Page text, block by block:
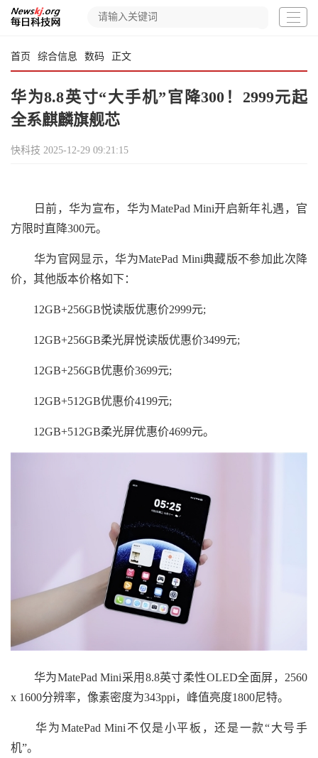
首页 综合信息 数码 正文
华为8.8英寸“大手机”官降300！2999元起
全系麒麟旗舰芯
快科技 2025-12-29 09:21:15
日前，华为宣布，华为MatePad Mini开启新年礼遇，官
方限时直降300元。
华为官网显示，华为MatePad Mini典藏版不参加此次降
价，其他版本价格如下：
12GB+256GB悦读版优惠价2999元;
12GB+256GB柔光屏悦读版优惠价3499元;
12GB+256GB优惠价3699元;
12GB+512GB优惠价4199元;
12GB+512GB柔光屏优惠价4699元。
华为MatePad Mini采用8.8英寸柔性OLED全面屏，2560
x 1600分辨率，像素密度为343ppi，峰值亮度1800尼特。
华为MatePad Mini不仅是小平板，还是一款“大号手
机”。